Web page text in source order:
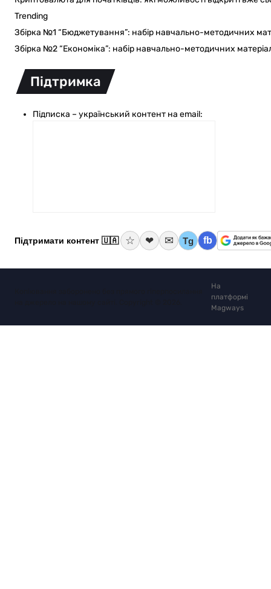
Trending
Збірка №1 “Бюджетування”: набір навчально-методичних
Збірка №2 “Економіка”: набір навчально-методичних
Підтримка
Підписка – український контент на email:
Підтримати контент 🇺🇦 ☆ ❤ ✉ Tg fb
На
платформі
Magways